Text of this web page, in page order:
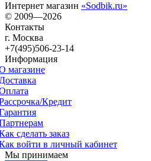
Интернет магазин «Sodbik.ru»
© 2009—2026
Контакты
г. Москва
+7(495)506-23-14
Информация
магазине
Кредит
сделать заказ
войти в личный кабинет
Мы принимаем